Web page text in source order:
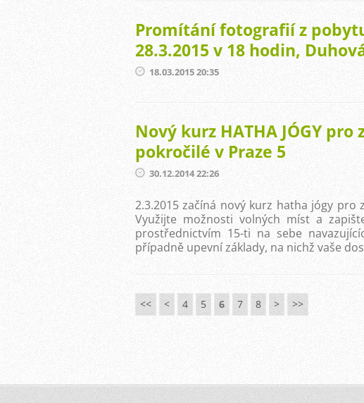
Promítání fotografií z
28.3.2015 v 18 hodin,
18.03.2015 20:35
Nový kurz HATHA JÓGY
pokročilé v Praze 5
30.12.2014 22:26
2.3.2015 začíná nový kurz hatha jógy pro
Využijte možnosti volných míst a
prostřednictvím 15-ti na sebe
případně upevní základy, na nichž vaše
<< < 4 5 6 7 8 > >>